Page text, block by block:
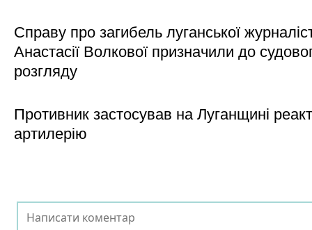
Справу про загибель луганської
Анастасії Волкової призначили до
розгляду
Противник застосував на Луганщині
артилерію